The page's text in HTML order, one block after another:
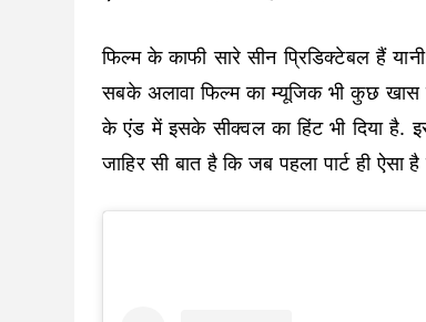
फिल्म के काफी सारे सीन प्रिडिक्टेबल हैं
सबके अलावा फिल्म का म्यूजिक भी कुछ खास
के एंड में इसके सीक्वल का हिंट भी दिया
जाहिर सी बात है कि जब पहला पार्ट ही